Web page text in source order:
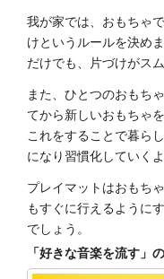
我が家では、おもちゃ
けというルールを決め
だけでも、片づけがス
また、ひとつのおもち
てから新しいおもちゃ
これをすることで暮ら
になり習慣化していく
プレイマットはおもち
もすぐに行えるように
でしょう。
「好きな音楽を流す」